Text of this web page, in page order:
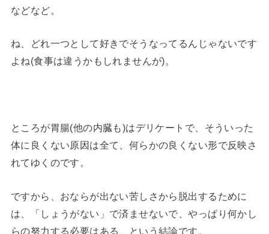
などなど。
ね、どれ一つとして好きでそうなってるんじゃないです
よね(食事は違うかもしれませんが)。
ところが胃腸(他の内臓も)はデリケートで、そういった
体に良くない原因は全て、何らかの良くない形で反映さ
れてゆくのです。
ですから、おならが出ない苦しさから脱出するために
は、「しょうがない」で済ませないで、やっぱり何かし
らの努力する必要はある、という結論です。